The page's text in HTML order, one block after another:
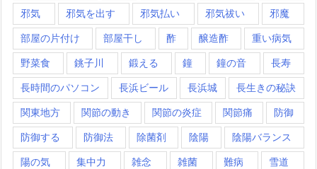
邪気 邪気を出す 邪気払い 邪気祓い 邪魔
部屋の片付け 部屋干し 酢 醸造酢 重い病気
野菜食 銚子川 鍛える 鐘 鐘の音 長寿
長時間のパソコン 長浜ビール 長浜城 長生きの秘訣
関東地方 関節の動き 関節の炎症 関節痛 防御
防御する 防御法 除菌剤 陰陽 陰陽バランス
陽の気 集中力 雑念 雑菌 難病 雪道